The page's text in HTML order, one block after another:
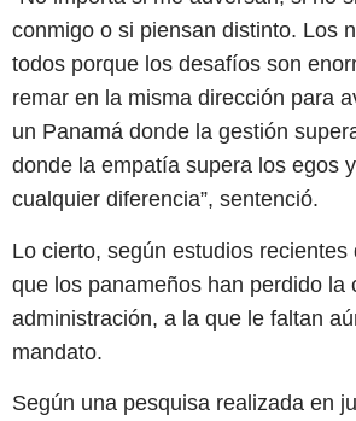
conmigo o si piensan distinto. Los
todos porque los desafíos son
remar en la misma dirección para
un Panamá donde la gestión
donde la empatía supera los egos
cualquier diferencia”, sentenció.
Lo cierto, según estudios recientes
que los panameños han perdido la
administración, a la que le faltan
mandato.
Según una pesquisa realizada en